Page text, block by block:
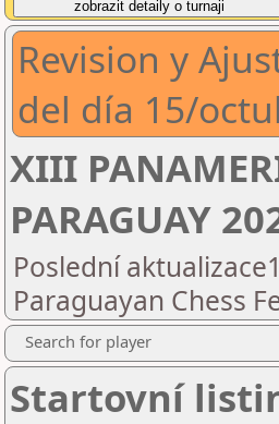
Revision y
del día 15/
XIII
PARAGUAY
Poslední
Paraguayan Chess
Search for player
Startovní